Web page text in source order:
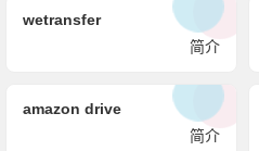
wetransfer
简介
amazon drive
简介